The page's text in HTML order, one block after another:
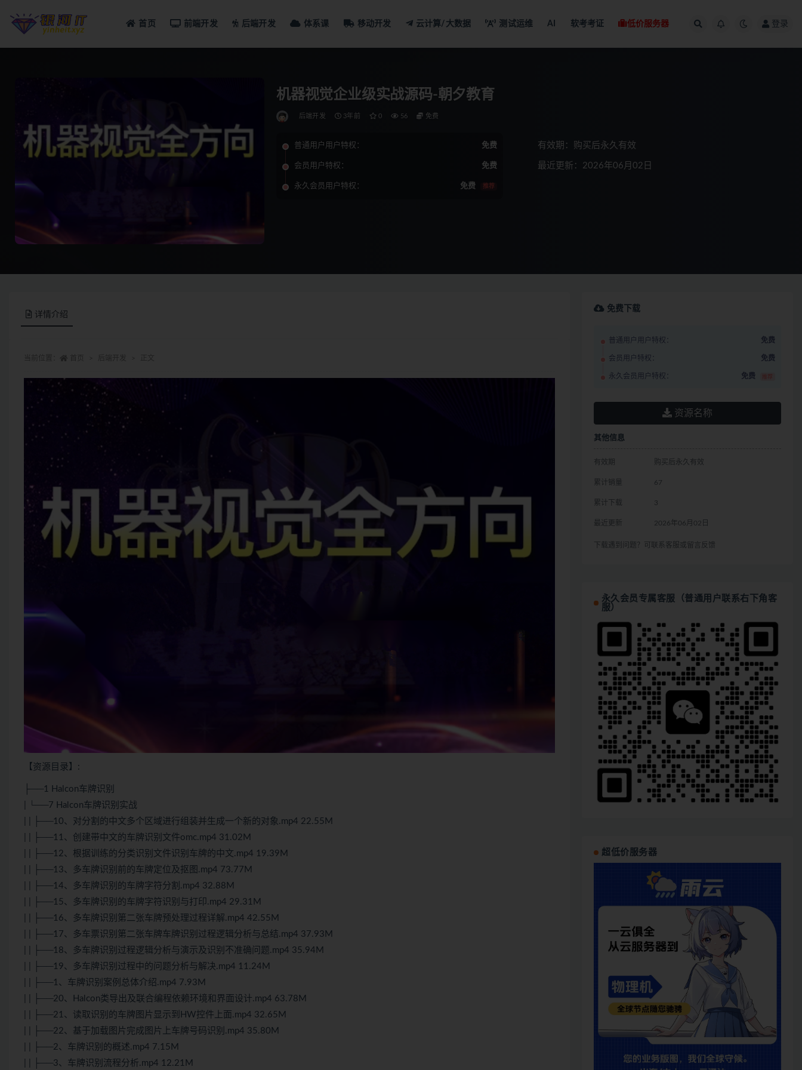
首页 前端开发 后端开发 体系课 移动开发 云计算/大数据 测试运维 AI 软考考证 低价服务器 登录
机器视觉企业级实战源码-朝夕教育
后端开发 3年前 0 56 免费
普通用户用户特权： 免费
会员用户特权： 免费
永久会员用户特权： 免费 推荐
有效期：购买后永久有效
最近更新：2026年06月02日
详情介绍
【资源目录】:
├──1 Halcon车牌识别
| └──7 Halcon车牌识别实战
| | ├──10、对分割的中文多个区域进行组装并生成一个新的对象.mp4 22.55M
| | ├──11、创建带中文的车牌识别文件omc.mp4 31.02M
| | ├──12、根据训练的分类识别文件识别车牌的中文.mp4 19.39M
| | ├──13、多车牌识别前的车牌定位及抠图.mp4 73.77M
| | ├──14、多车牌识别的车牌字符分割.mp4 32.88M
| | ├──15、多车牌识别的车牌字符识别与打印.mp4 29.31M
| | ├──16、多车牌识别第二张车牌预处理过程详解.mp4 42.55M
| | ├──17、多车票识别第二张车牌车牌识别过程逻辑分析与总结.mp4 37.93M
| | ├──18、多车牌识别过程逻辑分析与演示及识别不准确问题.mp4 35.94M
| | ├──19、多车牌识别过程中的问题分析与解决.mp4 11.24M
| | ├──1、车牌识别案例总体介绍.mp4 7.93M
| | ├──20、Halcon类导出及联合编程依赖环境和界面设计.mp4 63.78M
| | ├──21、读取识别的车牌图片显示到HW控件上面.mp4 32.65M
| | ├──22、基于加载图片完成图片上车牌号码识别.mp4 35.80M
| | ├──2、车牌识别的概述.mp4 7.15M
| | ├──3、车牌识别流程分析.mp4 12.21M
免费下载
普通用户用户特权： 免费
会员用户特权： 免费
永久会员用户特权： 免费 推荐
资源名称
其他信息
有效期 购买后永久有效
累计销量 67
累计下载 3
最近更新 2026年06月02日
下载遇到问题？可联系客服或留言反馈
永久会员专属客服（普通用户联系右下角客
服）
超低价服务器